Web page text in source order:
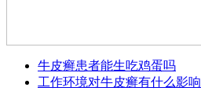
牛皮癣患者能生吃鸡蛋吗
工作环境对牛皮癣有什么影响